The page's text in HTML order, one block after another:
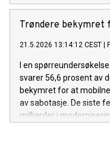
Trøndere bekymret
21.5.2026 13:14:12 CEST
I en
svarer 56,6 prosent av
bekymret for at
av sabotasje. De siste
milliarder i